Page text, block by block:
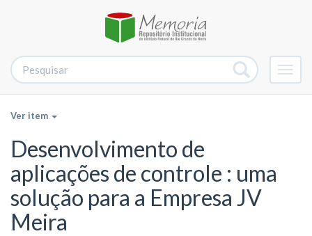
Ver item
Desenvolvimento de
aplicações de controle : uma
solução para a Empresa JV
Meira